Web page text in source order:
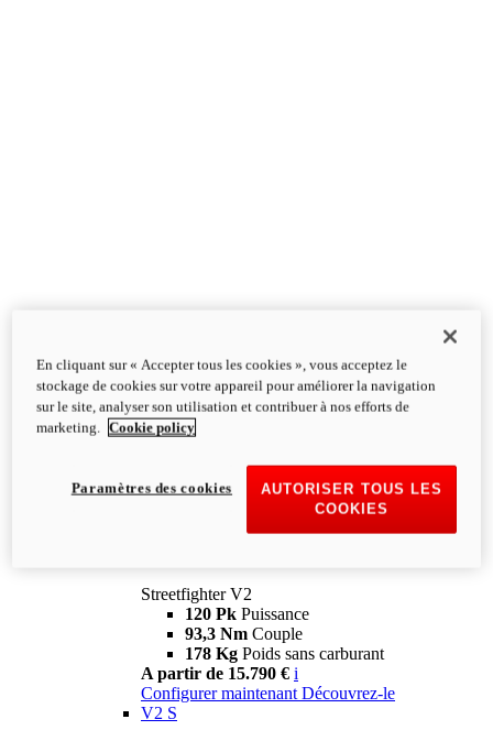
Streetfighter V2
120 Pk Puissance
93,3 Nm Couple
178 Kg Poids sans carburant
A partir de 15.790 € i
Configurer maintenant Découvrez-le
V2 S
En cliquant sur « Accepter tous les cookies », vous acceptez le
stockage de cookies sur votre appareil pour améliorer la navigation
sur le site, analyser son utilisation et contribuer à nos efforts de
marketing.
Cookie policy
AUTORISER TOUS LES
COOKIES
Paramètres des cookies